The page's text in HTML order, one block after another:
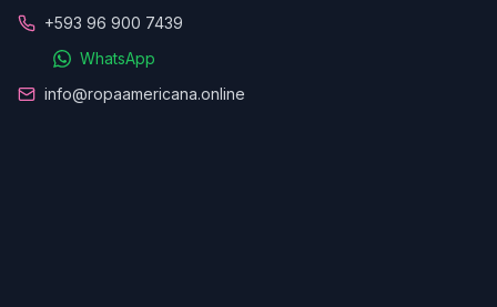
+593 96 900 7439
WhatsApp
info@ropaamericana.online